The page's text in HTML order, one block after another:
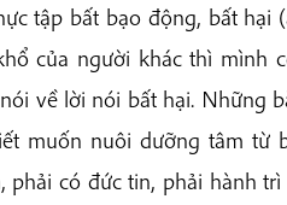
tập bất bạo động, bất hại
của người khác thì mình
về lời nói bất hại. Những
muốn nuôi dưỡng tâm từ
phải có đức tin, phải hành